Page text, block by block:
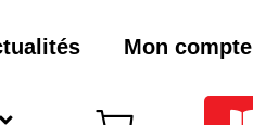
Mon compte